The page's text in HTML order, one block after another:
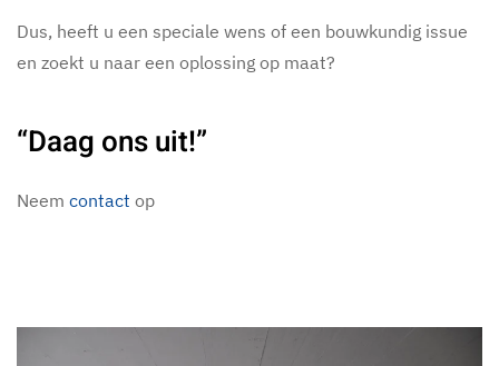
Dus, heeft u een speciale wens of een bouwkundig issue
en zoekt u naar een oplossing op maat?
“Daag ons uit!”
Neem contact op